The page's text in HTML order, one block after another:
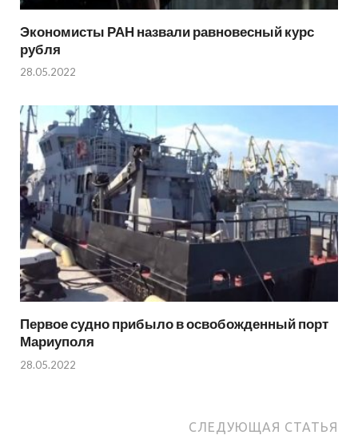
Экономисты РАН назвали равновесный курс
рубля
28.05.2022
Первое судно прибыло в освобожденный порт
Мариуполя
28.05.2022
СЛЕДУЮЩАЯ СТАТЬЯ